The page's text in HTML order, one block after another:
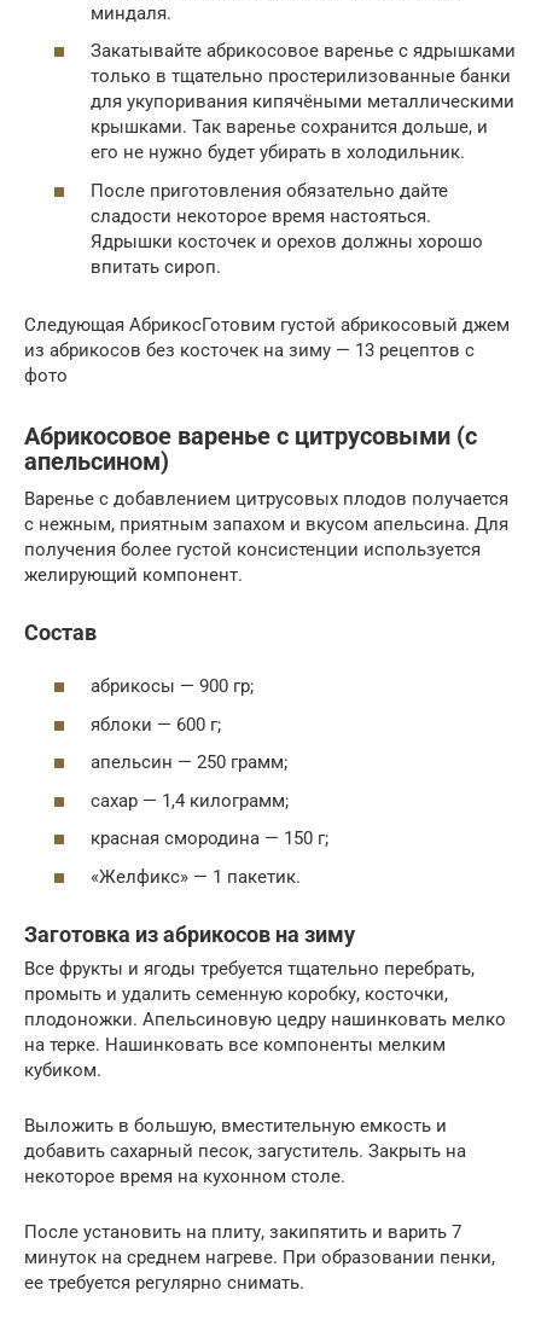
миндаля.
Закатывайте абрикосовое варенье с ядрышками
только в тщательно простерилизованные банки
для укупоривания кипячёными металлическими
крышками. Так варенье сохранится дольше, и
его не нужно будет убирать в холодильник.
После приготовления обязательно дайте
сладости некоторое время настояться.
Ядрышки косточек и орехов должны хорошо
впитать сироп.
Следующая АбрикосГотовим густой абрикосовый джем
из абрикосов без косточек на зиму — 13 рецептов с
фото
Абрикосовое варенье с цитрусовыми (с
апельсином)
Варенье с добавлением цитрусовых плодов получается
с нежным, приятным запахом и вкусом апельсина. Для
получения более густой консистенции используется
желирующий компонент.
Состав
абрикосы — 900 гр;
яблоки — 600 г;
апельсин — 250 грамм;
сахар — 1,4 килограмм;
красная смородина — 150 г;
«Желфикс» — 1 пакетик.
Заготовка из абрикосов на зиму
Все фрукты и ягоды требуется тщательно перебрать,
промыть и удалить семенную коробку, косточки,
плодоножки. Апельсиновую цедру нашинковать мелко
на терке. Нашинковать все компоненты мелким
кубиком.
Выложить в большую, вместительную емкость и
добавить сахарный песок, загуститель. Закрыть на
некоторое время на кухонном столе.
После установить на плиту, закипятить и варить 7
минуток на среднем нагреве. При образовании пенки,
ее требуется регулярно снимать.